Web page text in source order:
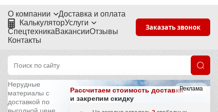
О компании
Доставка и оплата
КалькуляторУслуги
СпецтехникаВакансииОтзывы
Контакты
Заказать звонок
Реклама
Нерудные
материалы с
доставкой по
Рассчитаем стоимость доставки
и закрепим скидку